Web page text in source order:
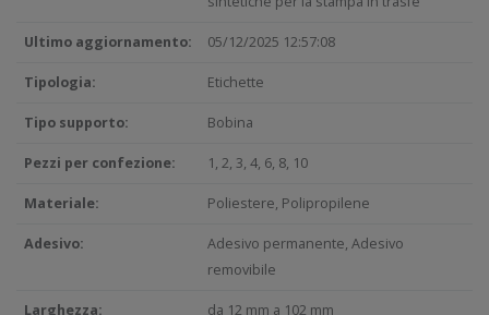
Ultimo aggiornamento: 05/12/2025 12:57:08
Tipologia: Etichette
Tipo supporto: Bobina
Pezzi per confezione: 1, 2, 3, 4, 6, 8, 10
Materiale: Poliestere, Polipropilene
Adesivo:
Adesivo permanente, Adesivo
removibile
Larghezza: da 12 mm a 102 mm